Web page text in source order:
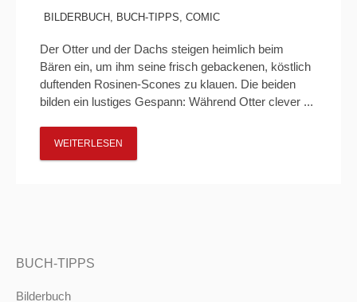
BILDERBUCH , BUCH-TIPPS, COMIC
Der Otter und der Dachs steigen heimlich beim
Bären ein, um ihm seine frisch gebackenen, köstlich
duftenden Rosinen-Scones zu klauen. Die beiden
bilden ein lustiges Gespann: Während Otter clever ...
WEITERLESEN
BUCH-TIPPS
Bilderbuch